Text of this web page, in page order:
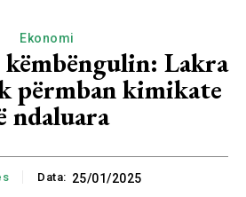
Ekonomi
Lakra
përmban kimikate
ndaluara
Data: 25/01/2025